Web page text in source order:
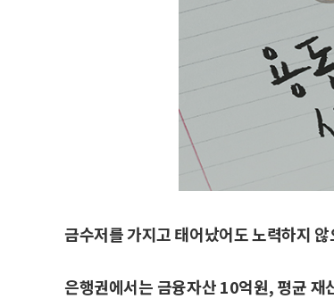
금수저를 가지고 태어났어도 노력하지
은행권에서는 금융자산 10억원, 평균